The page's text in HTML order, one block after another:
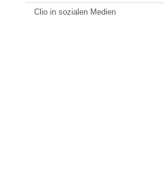
Clio in sozialen Medien